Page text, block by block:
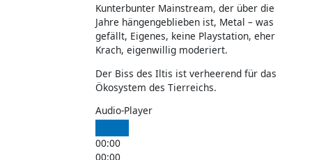
Kunterbunter Mainstream, der über die
Jahre hängengeblieben ist, Metal – was
gefällt, Eigenes, keine Playstation, eher
Krach, eigenwillig moderiert.
Der Biss des Iltis ist verheerend für das
Ökosystem des Tierreichs.
Audio-Player
00:00
00:00